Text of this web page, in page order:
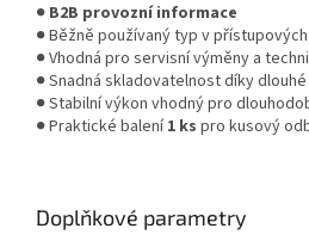
● B2B provozní informace
● Běžně používaný typ v
● Vhodná pro servisní výměny a
● Snadná skladovatelnost díky
● Stabilní výkon vhodný pro
● Praktické balení1 ks pro kusový
Doplňkové parametry